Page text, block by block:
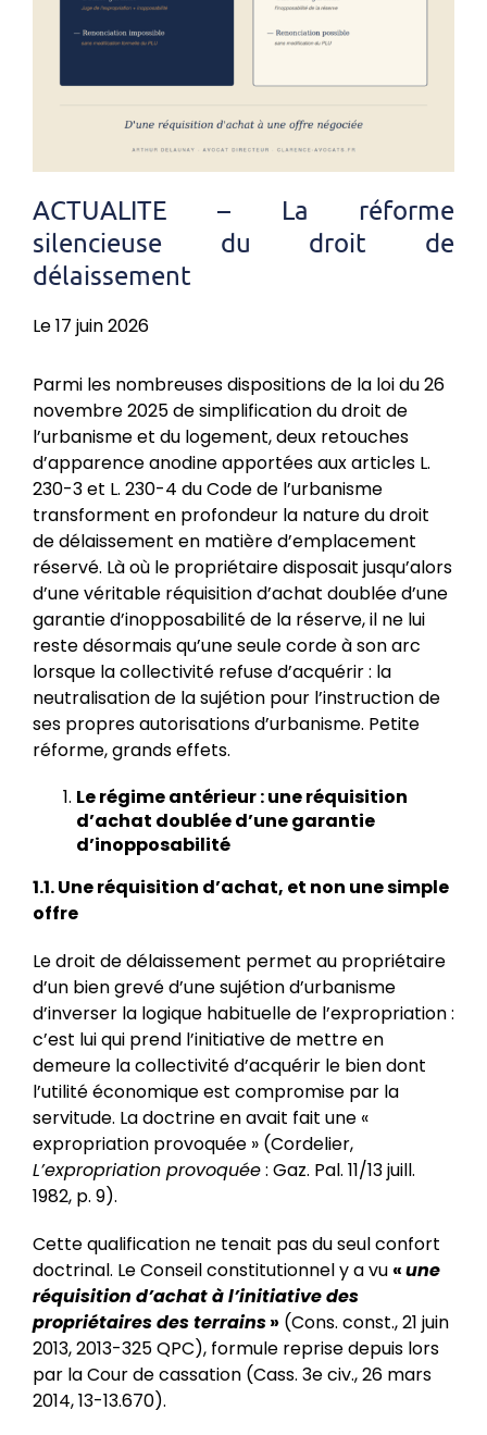
ACTUALITE – La réforme
silencieuse du droit de
délaissement
Le 17 juin 2026
Parmi les nombreuses dispositions de la loi du 26
novembre 2025 de simplification du droit de
l’urbanisme et du logement, deux retouches
d’apparence anodine apportées aux articles L.
230-3 et L. 230-4 du Code de l’urbanisme
transforment en profondeur la nature du droit
de délaissement en matière d’emplacement
réservé. Là où le propriétaire disposait jusqu’alors
d’une véritable réquisition d’achat doublée d’une
garantie d’inopposabilité de la réserve, il ne lui
reste désormais qu’une seule corde à son arc
lorsque la collectivité refuse d’acquérir : la
neutralisation de la sujétion pour l’instruction de
ses propres autorisations d’urbanisme. Petite
réforme, grands effets.
Le régime antérieur : une réquisition
d’achat doublée d’une garantie
d’inopposabilité
1.1. Une réquisition d’achat, et non une simple
offre
Le droit de délaissement permet au propriétaire
d’un bien grevé d’une sujétion d’urbanisme
d’inverser la logique habituelle de l’expropriation :
c’est lui qui prend l’initiative de mettre en
demeure la collectivité d’acquérir le bien dont
l’utilité économique est compromise par la
servitude. La doctrine en avait fait une «
expropriation provoquée » (Cordelier,
L’expropriation provoquée: Gaz. Pal. 11/13 juill.
1982, p. 9).
Cette qualification ne tenait pas du seul confort
doctrinal. Le Conseil constitutionnel y a vu «une
réquisition d’achat à l’initiative des
propriétaires des terrains» (Cons. const., 21 juin
2013, 2013-325 QPC), formule reprise depuis lors
par la Cour de cassation (Cass. 3e civ., 26 mars
2014, 13-13.670).